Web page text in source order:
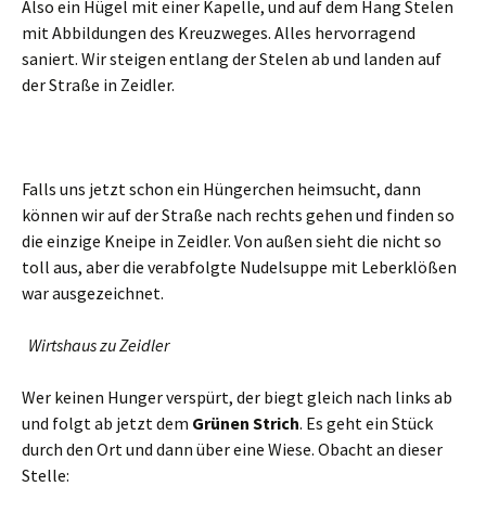
Also ein Hügel mit einer Kapelle, und auf dem Hang Stelen
mit Abbildungen des Kreuzweges. Alles hervorragend
saniert. Wir steigen entlang der Stelen ab und landen auf
der Straße in Zeidler.
Falls uns jetzt schon ein Hüngerchen heimsucht, dann
können wir auf der Straße nach rechts gehen und finden so
die einzige Kneipe in Zeidler. Von außen sieht die nicht so
toll aus, aber die verabfolgte Nudelsuppe mit Leberklößen
war ausgezeichnet.
Wirtshaus zu Zeidler
Wer keinen Hunger verspürt, der biegt gleich nach links ab
und folgt ab jetzt dem Grünen Strich. Es geht ein Stück
durch den Ort und dann über eine Wiese. Obacht an dieser
Stelle: